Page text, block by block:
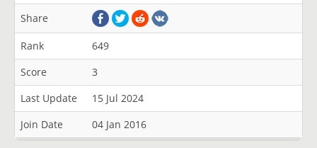
Share
Rank
649
Score
3
Last Update
15 Jul 2024
Join Date
04 Jan 2016